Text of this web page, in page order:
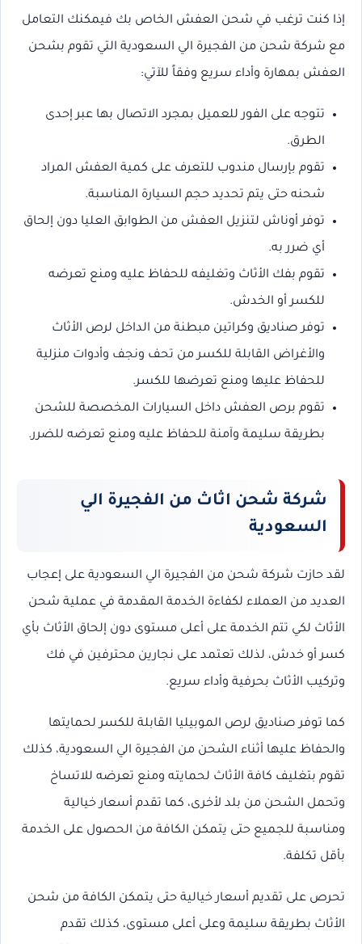
إذا كنت ترغب في شحن العفش الخاص بك فيمكنك التعامل
مع شركة شحن من الفجيرة الي السعودية التي تقوم بشحن
العفش بمهارة وأداء سريع وفقاً للآتي:
تتوجه على الفور للعميل بمجرد الاتصال بها عبر إحدى
الطرق.
تقوم بإرسال مندوب للتعرف على كمية العفش المراد
شحنه حتى يتم تحديد حجم السيارة المناسبة.
توفر أوناش لتنزيل العفش من الطوابق العليا دون إلحاق
أي ضرر به.
تقوم بفك الأثاث وتغليفه للحفاظ عليه ومنع تعرضه
للكسر أو الخدش.
توفر صناديق وكراتين مبطنة من الداخل لرص الأثاث
والأغراض القابلة للكسر من تحف ونجف وأدوات منزلية
للحفاظ عليها ومنع تعرضها للكسر.
تقوم برص العفش داخل السيارات المخصصة للشحن
بطريقة سليمة وآمنة للحفاظ عليه ومنع تعرضه للضرر.
شركة شحن اثاث من الفجيرة الي
السعودية
لقد حازت شركة شحن من الفجيرة الي السعودية على إعجاب
العديد من العملاء لكفاءة الخدمة المقدمة في عملية شحن
الأثاث لكي تتم الخدمة على أعلى مستوى دون إلحاق الأثاث بأي
كسر أو خدش، لذلك تعتمد على نجارين محترفين في فك
وتركيب الأثاث بحرفية وأداء سريع.
كما توفر صناديق لرص الموبيليا القابلة للكسر لحمايتها
والحفاظ عليها أثناء الشحن من الفجيرة الي السعودية، كذلك
تقوم بتغليف كافة الأثاث لحمايته ومنع تعرضه للاتساخ
وتحمل الشحن من بلد لأخرى، كما تقدم أسعار خيالية
ومناسبة للجميع حتى يتمكن الكافة من الحصول على الخدمة
بأقل تكلفة.
تحرص على تقديم أسعار خيالية حتى يتمكن الكافة من شحن
الأثاث بطريقة سليمة وعلى أعلى مستوى، كذلك تقدم